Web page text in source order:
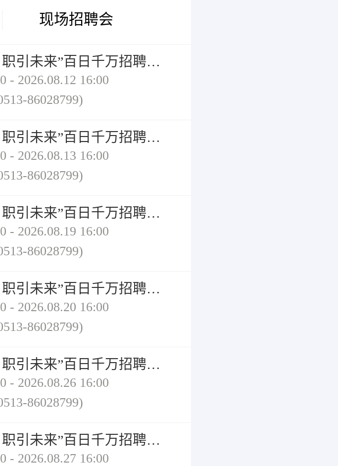
现场招聘会
通州区“苏就美好 职引未来”百日千万招聘专项行动重点行业重点群体网络招聘会
- 2026.08.12 16:00
86028799)
通州区“苏就美好 职引未来”百日千万招聘专项行动高校毕业生专场现场招聘会
- 2026.08.13 16:00
86028799)
通州区“苏就美好 职引未来”百日千万招聘专项行动综合性网络招聘会
- 2026.08.19 16:00
86028799)
通州区“苏就美好 职引未来”百日千万招聘专项行动高校毕业生专场现场招聘会
- 2026.08.20 16:00
86028799)
通州区“苏就美好 职引未来”百日千万招聘专项行动就业困难人员专场现场招聘会
- 2026.08.26 16:00
86028799)
通州区“苏就美好 职引未来”百日千万招聘专项行动综合性网络招聘会
- 2026.08.27 16:00